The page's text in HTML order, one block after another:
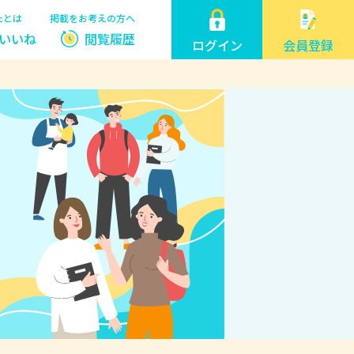
とは 掲載をお考えの方へ
いね 閲覧履歴 ログイン 会員登録